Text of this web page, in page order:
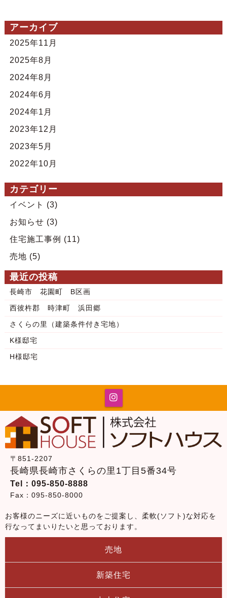
アーカイブ
2025年11月
2025年8月
2024年8月
2024年6月
2024年1月
2023年12月
2023年5月
2022年10月
カテゴリー
イベント (3)
お知らせ (3)
住宅施工事例 (11)
売地 (5)
最近の投稿
長崎市 花園町 B区画
西彼杵郡 時津町 浜田郷
さくらの里（建築条件付き宅地）
K様邸宅
H様邸宅
〒851-2207
長崎県長崎市さくらの里1丁目5番34号
Tel：095-850-8888
Fax：095-850-8000
お客様のニーズに近いものをご提案し、柔軟(ソフト)な対応を
行なってまいりたいと思っております。
売地
新築住宅